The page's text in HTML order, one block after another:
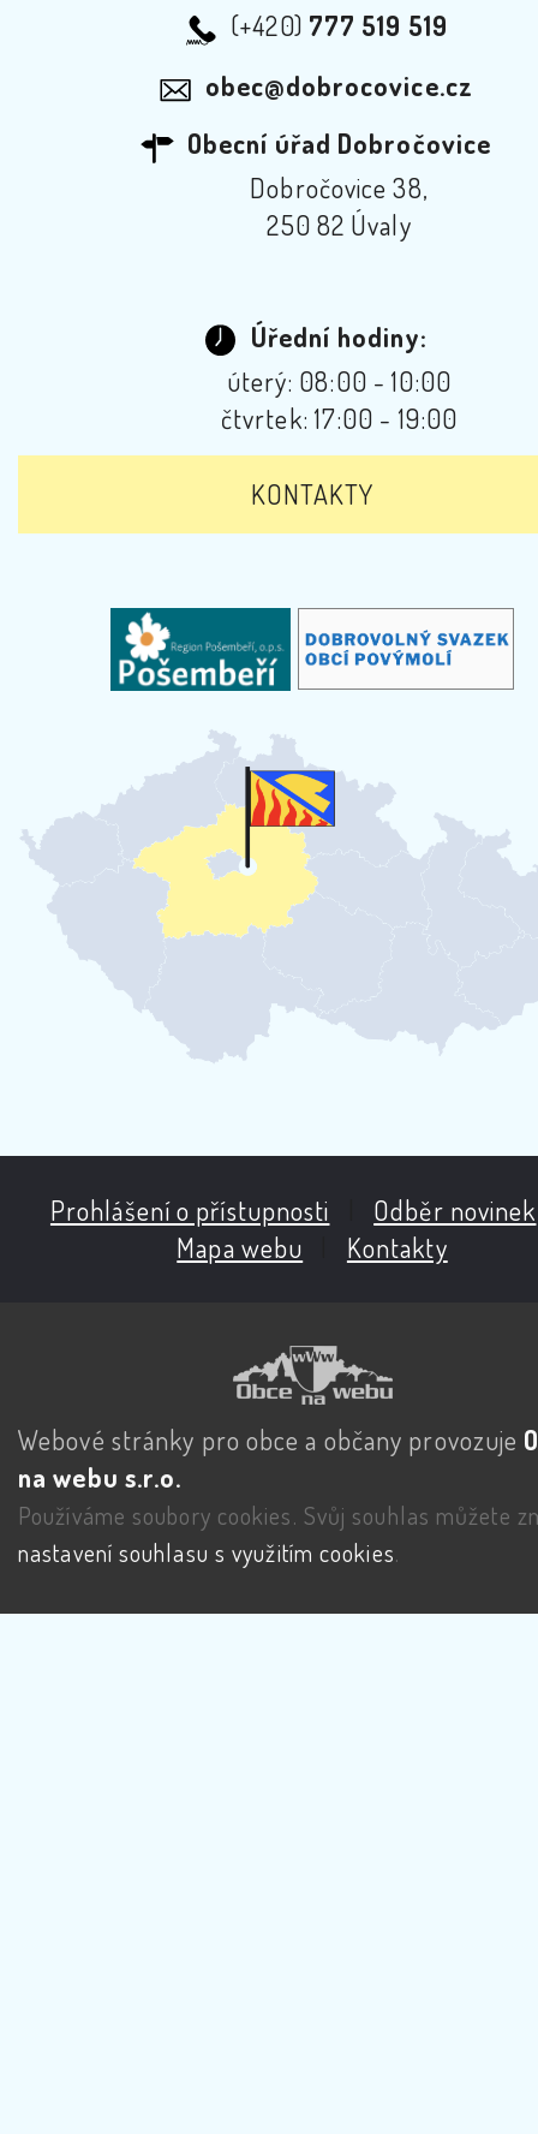
(+420) 777 519 519
obec@dobrocovice.cz
Obecní úřad Dobročovice
Dobročovice 38,
250 82 Úvaly
Úřední hodiny:
úterý: 08:00 - 10:00
čtvrtek: 17:00 - 19:00
KONTAKTY
Prohlášení o přístupnosti Odběr novinek
Mapa webu
Kontakty
Webové stránky pro obce a občany provozuje
na webu s.r.o.
Používáme soubory cookies. Svůj souhlas můžete
nastavení souhlasu s využitím cookies.